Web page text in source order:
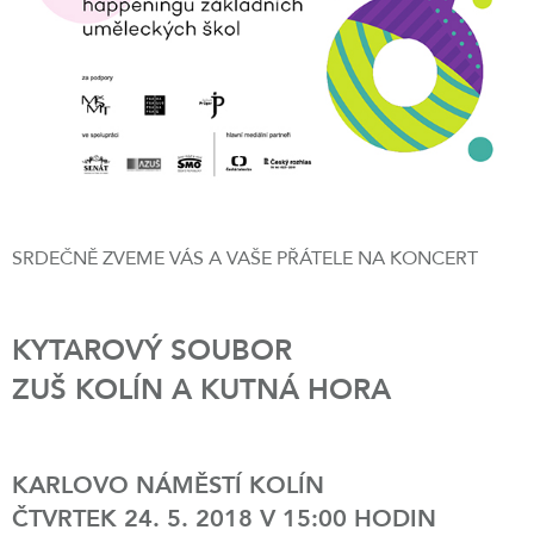
SRDEČNĚ ZVEME VÁS A VAŠE PŘÁTELE NA KONCERT
KYTAROVÝ SOUBOR
ZUŠ KOLÍN A KUTNÁ HORA
KARLOVO NÁMĚSTÍ KOLÍN
ČTVRTEK 24. 5. 2018 V 15:00 HODIN